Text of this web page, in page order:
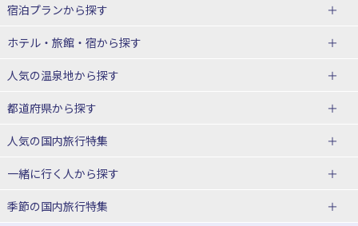
宿泊プランから探す
北海道
東北
青森県
宮城県
山形県
関東
ホテル・旅館・宿から探す
北海道ホテル・旅館
青森県ホテル・旅館
宮城県ホテル・旅館
山形県ホテル・旅館
人気の温泉地から探す
北海道
湯の川温泉(北海道)
十勝川温泉(北海道)
洞爺湖温泉(北海道)
都道府県から探す
北海道旅行・ツアー
東北
人気の国内旅行特集
東京ディズニーリゾート®への旅
ユニバーサル・スタジオ・ジャパ
一緒に行く人から探す
一人旅 国内版
季節の国内旅行特集